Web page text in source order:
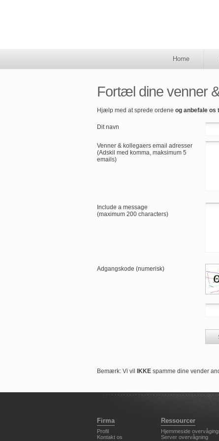
Home
Fortæl dine venner
Hjælp med at sprede ordene og anbefale os
Dit navn
Venner & kollegaers email adresser
(Adskil med komma, maksimum 5
emails)
Include a message
(maximum 200 characters)
Adgangskode (numerisk)
Bemærk: Vi vil IKKE spamme dine vender
Firma
Profil
Kontakt os
Ressourcer
Hjemmeside
Server overvågning